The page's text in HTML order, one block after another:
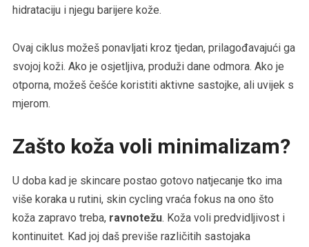
hidrataciju i njegu barijere kože.
Ovaj ciklus možeš ponavljati kroz tjedan, prilagođavajući ga
svojoj koži. Ako je osjetljiva, produži dane odmora. Ako je
otporna, možeš češće koristiti aktivne sastojke, ali uvijek s
mjerom.
Zašto koža voli minimalizam?
U doba kad je skincare postao gotovo natjecanje tko ima
više koraka u rutini, skin cycling vraća fokus na ono što
koža zapravo treba, ravnotežu. Koža voli predvidljivost i
kontinuitet. Kad joj daš previše različitih sastojaka